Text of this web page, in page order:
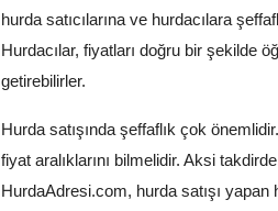
hurda satıcılarına ve hurdacılara
Hurdacılar, fiyatları doğru bir şekilde
getirebilirler.
Hurda satışında şeffaflık çok
fiyat aralıklarını bilmelidir. Aksi
HurdaAdresi.com, hurda satışı